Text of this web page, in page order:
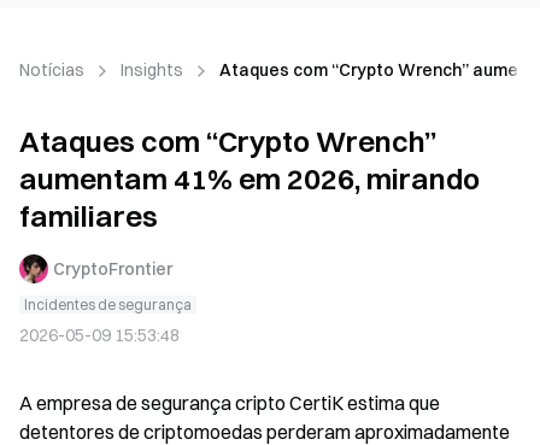
Notícias Insights Ataques com “Crypto Wrench”
Ataques com “Crypto Wrench”
aumentam 41% em 2026, mirando
familiares
CryptoFrontier
Incidentes de segurança
2026-05-09 15:53:48
A empresa de segurança cripto CertiK estima que
detentores de criptomoedas perderam aproximadamente